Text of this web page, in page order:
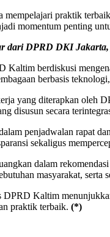
praktik
momentum penting
dari DPRD DKI Jakarta,
Kaltim berdiskusi
berbasis
yang diterapkan oleh
disusun secara
penjadwalan rapat
sekaligus
dalam
masyarakat, serta
Kaltim
praktik terbaik. (*)